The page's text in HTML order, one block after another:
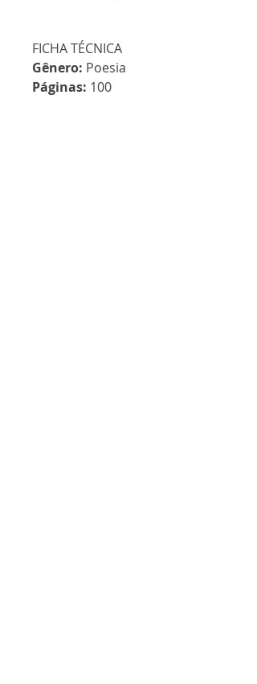
FICHA TÉCNICA
Gênero: Poesia
Páginas: 100